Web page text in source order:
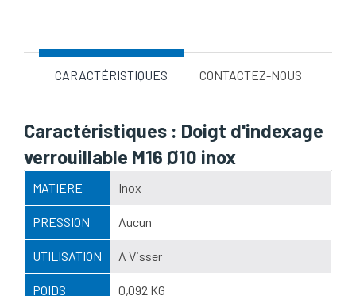
CARACTÉRISTIQUES CONTACTEZ-NOUS
Caractéristiques : Doigt d'indexage
verrouillable M16 Ø10 inox
MATIERE Inox
PRESSION Aucun
UTILISATION A Visser
POIDS 0,092 KG